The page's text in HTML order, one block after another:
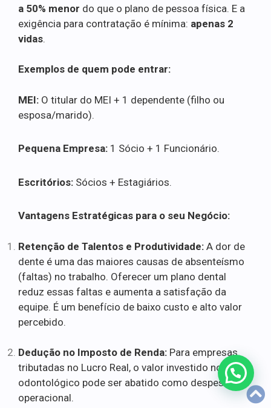
a 50% menor do que o plano de pessoa física. E a
exigência para contratação é mínima: apenas 2
vidas.
Exemplos de quem pode entrar:
MEI: O titular do MEI + 1 dependente (filho ou
esposa/marido).
Pequena Empresa: 1 Sócio + 1 Funcionário.
Escritórios: Sócios + Estagiários.
Vantagens Estratégicas para o seu Negócio:
Retenção de Talentos e Produtividade: A dor de
dente é uma das maiores causas de absenteísmo
(faltas) no trabalho. Oferecer um plano dental
reduz essas faltas e aumenta a satisfação da
equipe. É um benefício de baixo custo e alto valor
percebido.
Dedução no Imposto de Renda: Para empresas
tributadas no Lucro Real, o valor investido no plano
odontológico pode ser abatido como despesa
operacional.